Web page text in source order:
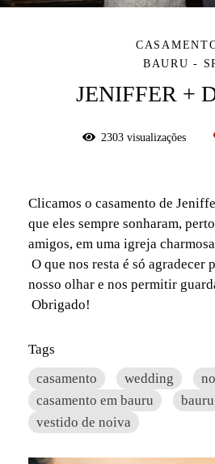
BAURU -
JENIFFER +
2303visualizações
Clicamos o casamento de
que eles sempre sonharam,
amigos, em uma igreja
O que nos resta é só agradecer
nosso olhar e nos permitir
Obrigado!
Tags
casamento
wedding
casamento em bauru
bauru
vestido de noiva